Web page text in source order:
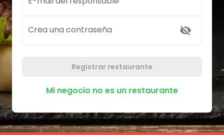
Crea una contraseña
Registrar restaurante
Mi negocio no es un restaurante